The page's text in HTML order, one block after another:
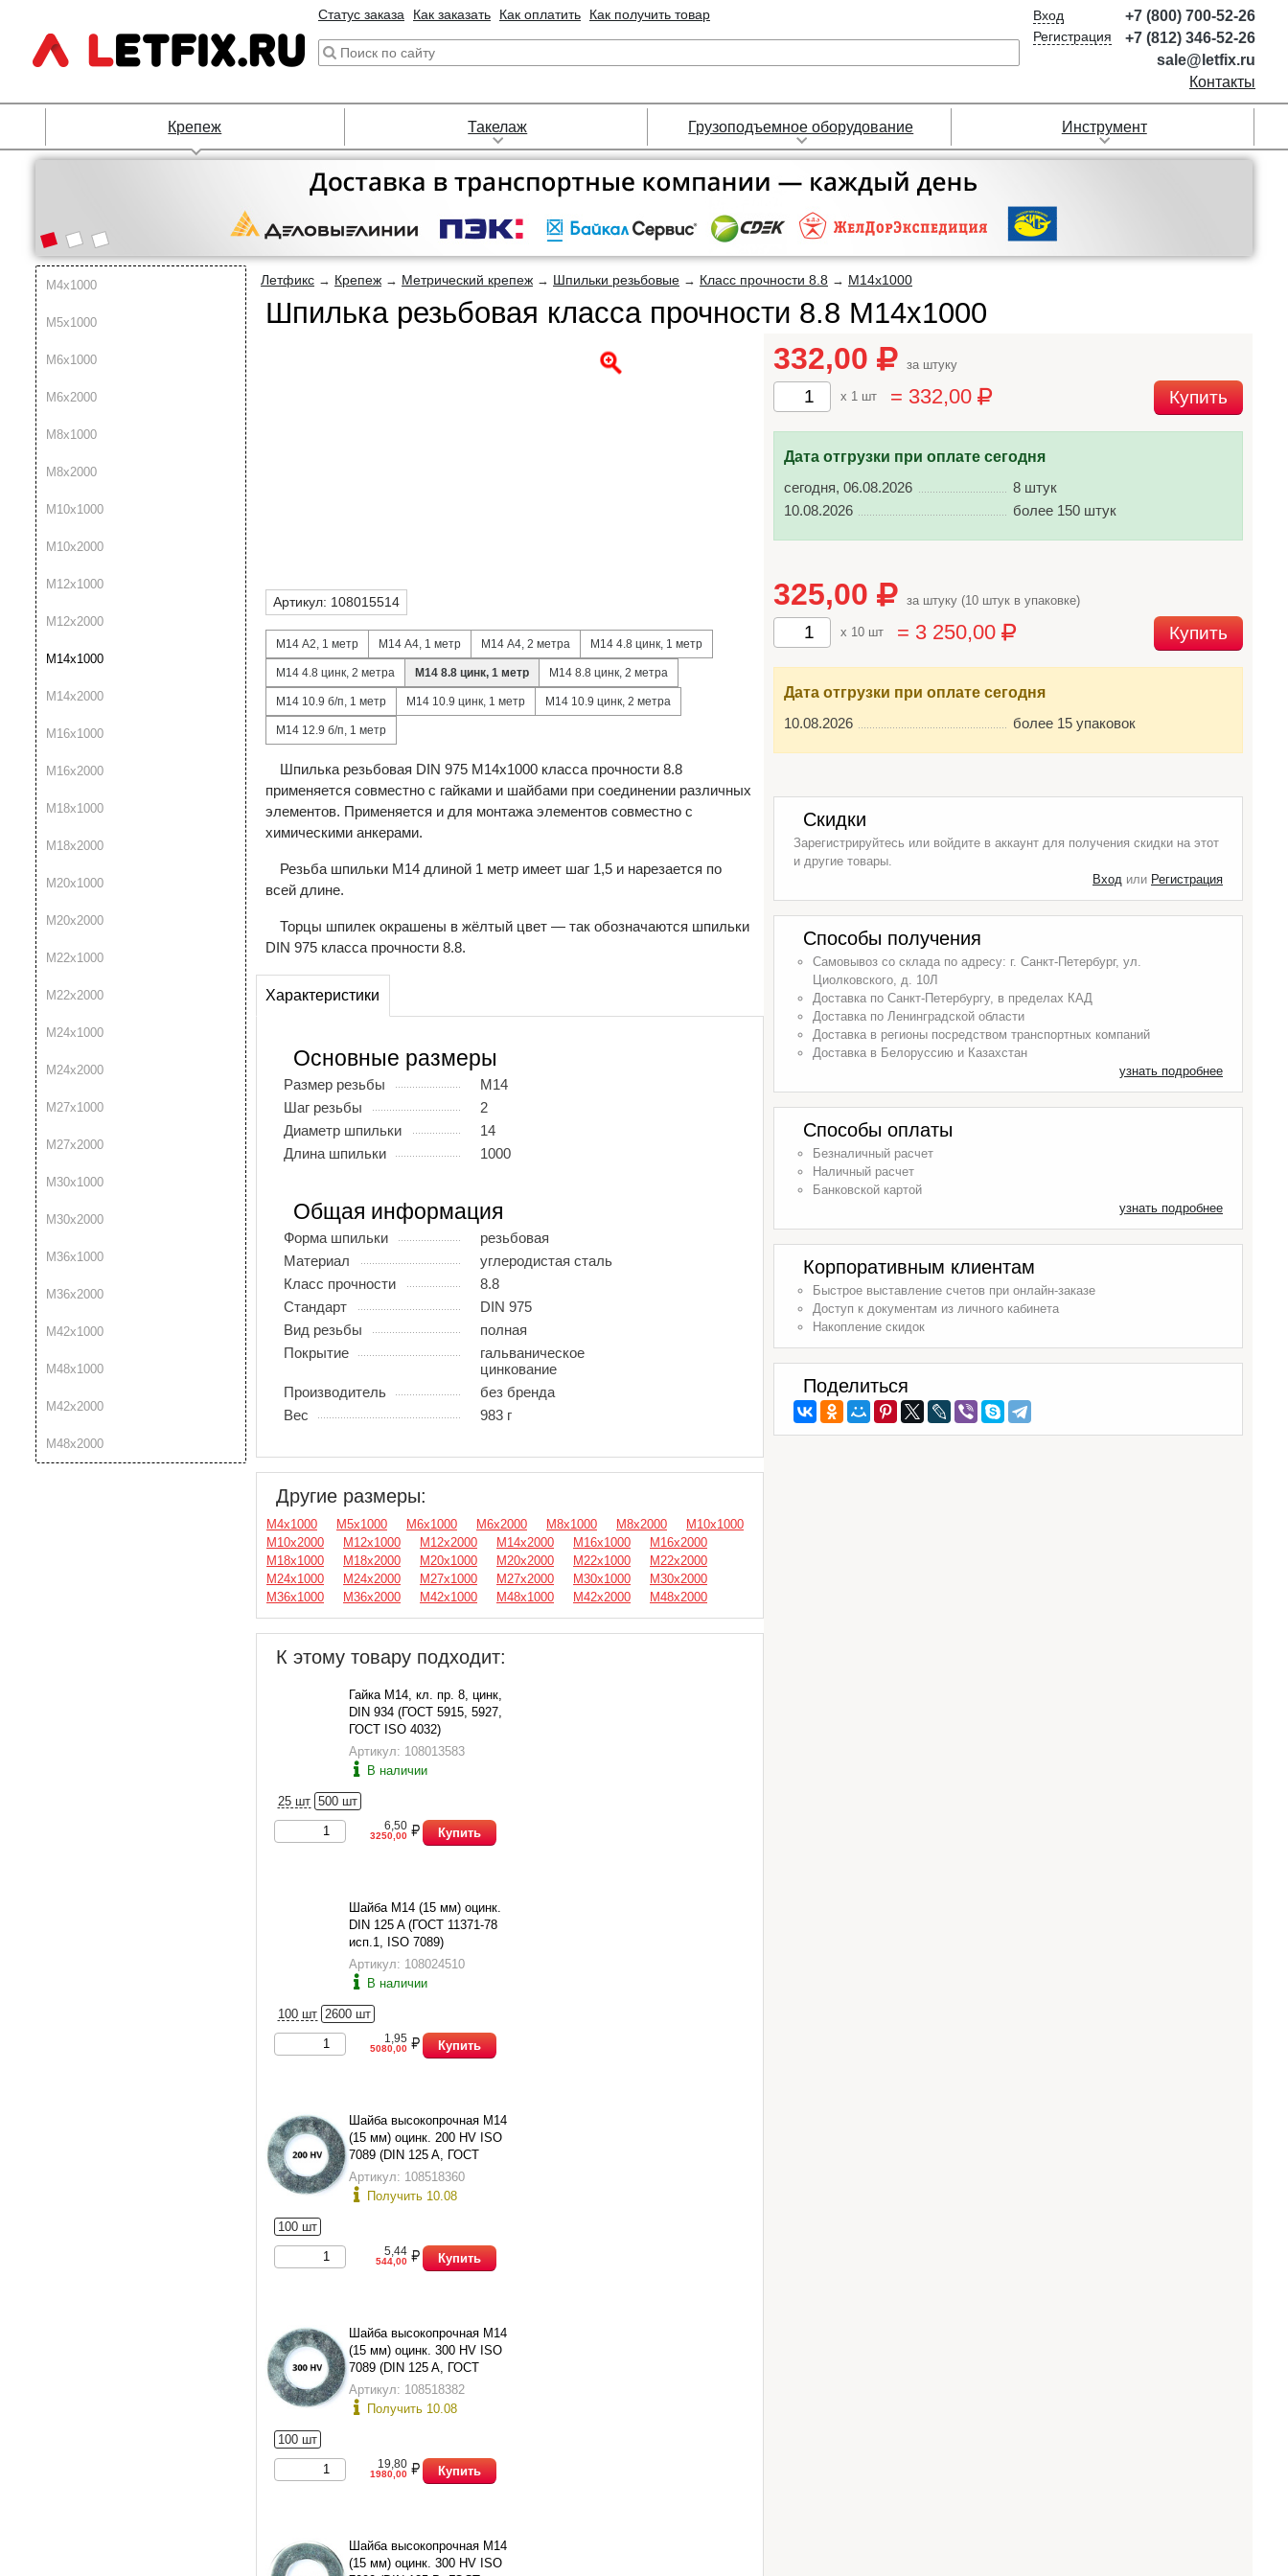
Статус заказа Как заказать Как оплатить Как получить товар
Вход
Регистрация
+7 (800) 700-52-26
+7 (812) 346-52-26
sale@letfix.ru
Контакты
Крепеж Такелаж Грузоподъемное оборудование Инструмент
М4х1000
М5х1000
М6х1000
М6x2000
М8х1000
М8x2000
М10х1000
М10x2000
М12х1000
М12x2000
М14х1000
М14x2000
М16х1000
М16x2000
М18х1000
М18x2000
М20х1000
М20x2000
М22х1000
М22x2000
М24х1000
М24x2000
М27х1000
М27x2000
М30х1000
М30x2000
М36х1000
М36x2000
М42х1000
М48x1000
М42x2000
М48x2000
Летфикс → Крепеж → Метрический крепеж → Шпильки резьбовые → Класс прочности 8.8 → М14х1000
Шпилька резьбовая класса прочности 8.8 М14х1000
Артикул: 108015514
М14 А2, 1 метр М14 А4, 1 метр М14 А4, 2 метра М14 4.8 цинк, 1 метр
М14 4.8 цинк, 2 метра М14 8.8 цинк, 1 метр М14 8.8 цинк, 2 метра
М14 10.9 б/п, 1 метр М14 10.9 цинк, 1 метр М14 10.9 цинк, 2 метра
М14 12.9 б/п, 1 метр
Шпилька резьбовая DIN 975 М14х1000 класса прочности 8.8
применяется совместно с гайками и шайбами при соединении различных
элементов. Применяется и для монтажа элементов совместно с
химическими анкерами.
Резьба шпильки М14 длиной 1 метр имеет шаг 1,5 и нарезается по
всей длине.
Торцы шпилек окрашены в жёлтый цвет — так обозначаются шпильки
DIN 975 класса прочности 8.8.
Характеристики
Основные размеры
Размер резьбы
М14
Шаг резьбы
2
Диаметр шпильки
14
Длина шпильки
1000
Общая информация
Форма шпильки
резьбовая
Материал
углеродистая сталь
Класс прочности
8.8
Стандарт
DIN 975
Вид резьбы
полная
Покрытие
гальваническое
цинкование
Производитель
без бренда
Вес
983 г
Другие размеры:
М4х1000 М5х1000 М6х1000 М6x2000 М8х1000 М8x2000
М10х1000
М10x2000
М12х1000 М12x2000 М14x2000 М16х1000
М16x2000
М18х1000
М18x2000 М20х1000 М20x2000 М22х1000
М22x2000
М24х1000
М24x2000 М27х1000 М27x2000 М30х1000
М30x2000
М36х1000
М36x2000 М42х1000 М48x1000 М42x2000 М48x2000
К этому товару подходит:
Гайка М14, кл. пр. 8, цинк,
DIN 934 (ГОСТ 5915, 5927,
ГОСТ ISO 4032)
Артикул: 108013583
В наличии
25 шт 500 шт
6,50
3250,00 Купить
Шайба М14 (15 мм) оцинк.
DIN 125 A (ГОСТ 11371-78
исп.1, ISO 7089)
Артикул: 108024510
В наличии
100 шт 2600 шт
1,95
5080,00 Купить
Шайба высокопрочная М14
(15 мм) оцинк. 200 HV ISO
7089 (DIN 125 A, ГОСТ
11371-78 исп.1)
Артикул: 108518360
Получить 10.08
100 шт
5,44
544,00 Купить
Шайба высокопрочная М14
(15 мм) оцинк. 300 HV ISO
7089 (DIN 125 A, ГОСТ
11371-78 исп.1)
Артикул: 108518382
Получить 10.08
100 шт
19,80
1980,00 Купить
Шайба высокопрочная М14
(15 мм) оцинк. 300 HV ISO
332,00 за штуку
x 1 шт = 332,00 Купить
Дата отгрузки при оплате сегодня
сегодня, 06.08.2026
8 штук
10.08.2026
более 150 штук
325,00 за штуку (10 штук в упаковке)
x 10 шт = 3 250,00 Купить
Дата отгрузки при оплате сегодня
10.08.2026
более 15 упаковок
Скидки
Зарегистрируйтесь или войдите в аккаунт для получения скидки на этот
и другие товары.
Вход или Регистрация
Способы получения
Самовывоз со склада по адресу: г. Санкт-Петербург, ул.
Циолковского, д. 10Л
Доставка по Санкт-Петербургу, в пределах КАД
Доставка по Ленинградской области
Доставка в регионы посредством транспортных компаний
Доставка в Белоруссию и Казахстан
узнать подробнее
Способы оплаты
Безналичный расчет
Наличный расчет
Банковской картой
узнать подробнее
Корпоративным клиентам
Быстрое выставление счетов при онлайн-заказе
Доступ к документам из личного кабинета
Накопление скидок
Поделиться